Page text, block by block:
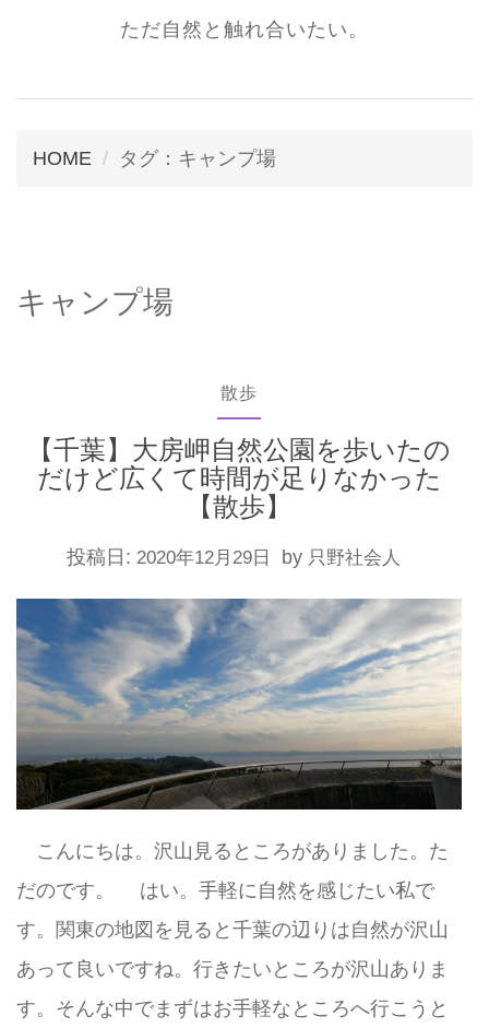
ただ自然と触れ合いたい。
HOME タグ：キャンプ場
キャンプ場
散歩
【千葉】大房岬自然公園を歩いたの
だけど広くて時間が足りなかった
【散歩】
投稿日: 2020年12月29日 by 只野社会人
こんにちは。沢山見るところがありました。た
だのです。 はい。手軽に自然を感じたい私で
す。関東の地図を見ると千葉の辺りは自然が沢山
あって良いですね。行きたいところが沢山ありま
す。そんな中でまずはお手軽なところへ行こうと